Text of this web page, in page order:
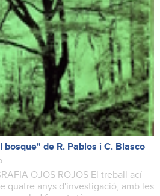
de R. Pablos i C. Blasco
OJOS ROJOS El treball ací
quatre anys d'investigació, amb les